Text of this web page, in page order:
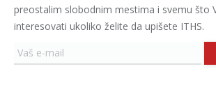
preostalim slobodnim mestima i svemu što
interesovati ukoliko želite da upišete ITHS.